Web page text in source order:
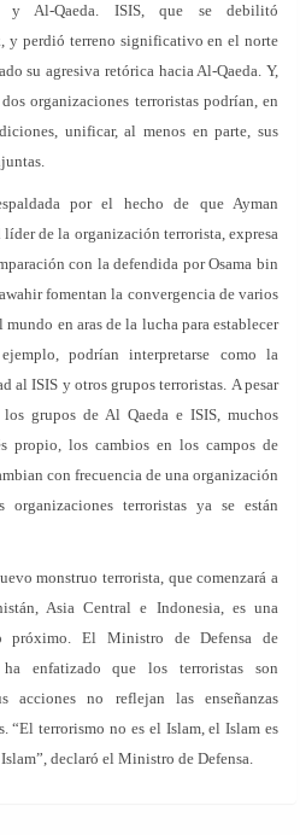
y Al-Qaeda. ISIS, que se debilitó
y perdió terreno significativo en el norte
su agresiva retórica hacia Al-Qaeda. Y,
organizaciones terroristas podrían, en
unificar, al menos en parte, sus
por el hecho de que Ayman
de la organización terrorista, expresa
con la defendida por Osama bin
fomentan la convergencia de varios
en aras de la lucha para establecer
podrían interpretarse como la
al ISIS y otros grupos terroristas. A pesar
grupos de Al Qaeda e ISIS, muchos
propio, los cambios en los campos de
con frecuencia de una organización
terroristas ya se están
monstruo terrorista, que comenzará a
Asia Central e Indonesia, es una
próximo. El Ministro de Defensa de
ha enfatizado que los terroristas son
no reflejan las enseñanzas
“El terrorismo no es el Islam, el Islam es
declaró el Ministro de Defensa.